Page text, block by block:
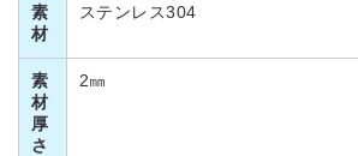
素
材
ステンレス304
素
材
厚
さ
2㎜